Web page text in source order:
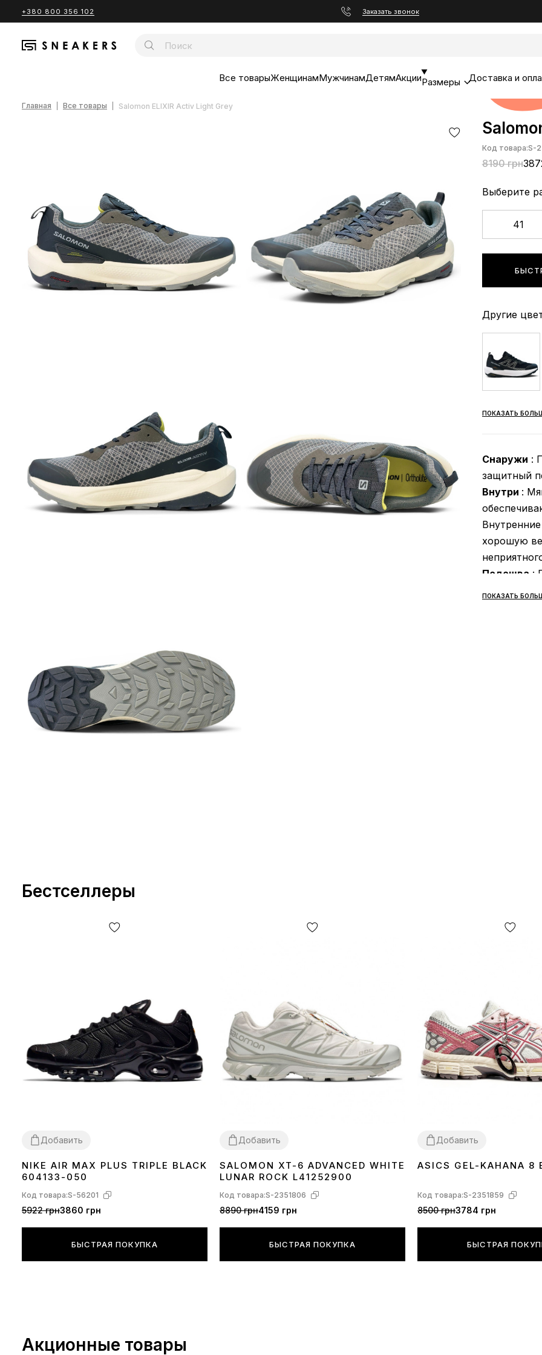
+380 800 356 102 Заказать звонок
Все товарыЖенщинамМужчинамДетямАкцииРазмеры Доставка и
Главная Все товары Salomon ELIXIR Activ Light Grey
Код товара:S-
8190 грн
Выберите
41
Другие
ПОКАЗАТЬ
Снаружи :
защитный
Внутри :
хорошую
Подошва :
цвет
бумаги и
поскольку
ПОКАЗАТЬ
Бестселлеры
Добавить
3637 38 39 404142 434445
NIKE AIR MAX PLUS TRIPLE BLACK
604133-050
Код товара:S-56201
5922 грн3860 грн
БЫСТРАЯ ПОКУПКА
Добавить
3637 38 4041 42434445
SALOMON XT-6 ADVANCED WHITE
LUNAR ROCK L41252900
Код товара:S-2351806
8890 грн4159 грн
БЫСТРАЯ ПОКУПКА
Добавить
36 37383940414243
ASICS GEL-KAHANA 8
Код товара:S-2351859
8500 грн3784 грн
БЫСТРАЯ
Акционные товары